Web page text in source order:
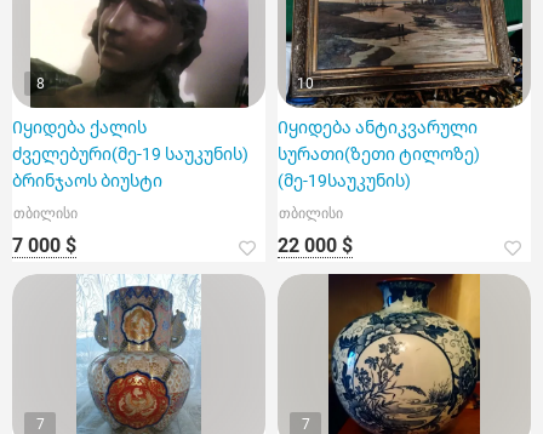
8
Იყიდება ქალის
ძველებური(მე-19 საუკუნის)
ბრინჯაოს ბიუსტი
თბილისი
7 000 $
10
Იყიდება ანტიკვარული
სურათი(ზეთი ტილოზე)
(მე-19საუკუნის)
თბილისი
22 000 $
7 7